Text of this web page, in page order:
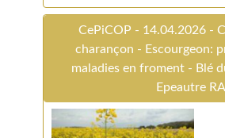
CePiCOP - 14.04.2026 -
charançon - Escourgeon:
maladies en froment - Blé
Epeautre